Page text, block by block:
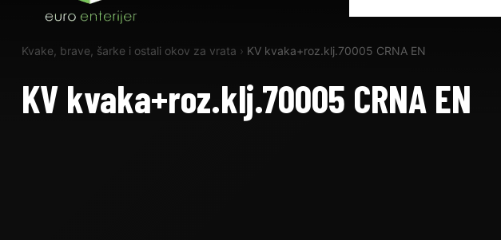
Kvake, brave, šarke i ostali okov za vrata › KV kvaka+roz.klj.70005 CRNA EN
KV kvaka+roz.klj.70005 CRNA EN